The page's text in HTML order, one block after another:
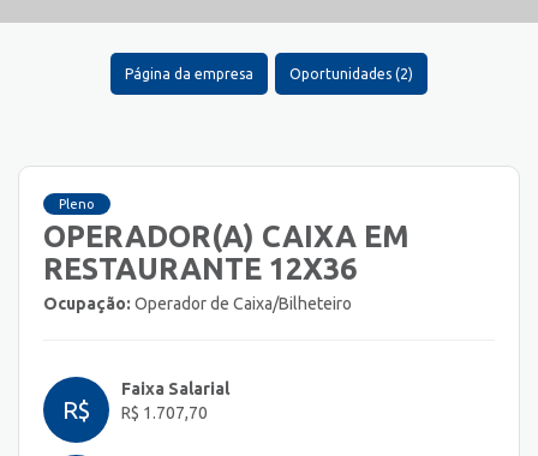
Página da empresa Oportunidades (2)
Pleno
OPERADOR(A) CAIXA EM
RESTAURANTE 12X36
Ocupação: Operador de Caixa/Bilheteiro
R$
Faixa Salarial
R$ 1.707,70